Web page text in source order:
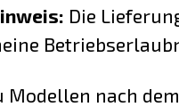
Die
Modellen nach